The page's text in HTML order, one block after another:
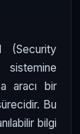
(Security
aracı bir
Bu
bilgi